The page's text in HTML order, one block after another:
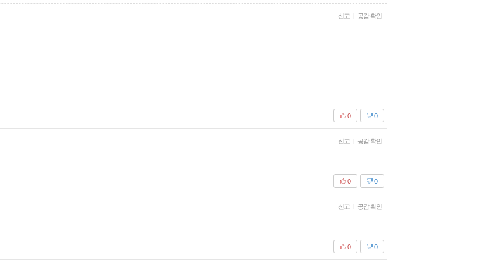
신고 | 공감 확인
0
0
신고 | 공감 확인
0
0
신고 | 공감 확인
0
0